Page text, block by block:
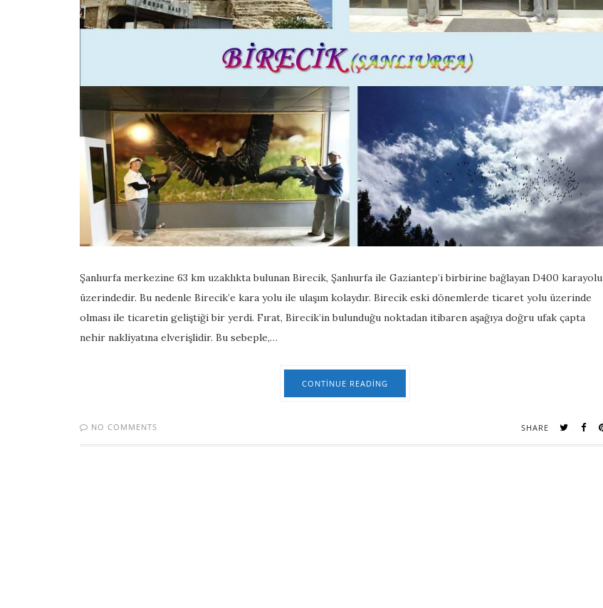
Şanlıurfa merkezine 63 km uzaklıkta bulunan Birecik, Şanlıurfa ile Gaziantep’i birbirine bağlayan D400 karayolu
üzerindedir. Bu nedenle Birecik’e kara yolu ile ulaşım kolaydır. Birecik eski dönemlerde ticaret yolu üzerinde
olması ile ticaretin geliştiği bir yerdi. Fırat, Birecik’in bulunduğu noktadan itibaren aşağıya doğru ufak çapta
nehir nakliyatına elverişlidir. Bu sebeple,…
CONTINUE READING
NO COMMENTS SHARE